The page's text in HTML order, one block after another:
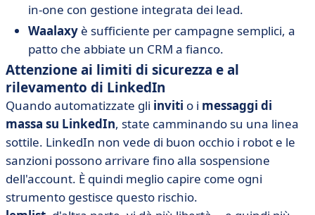
in-one con gestione integrata dei lead.
Waalaxy è sufficiente per campagne semplici, a
patto che abbiate un CRM a fianco.
Attenzione ai limiti di sicurezza e al
rilevamento di LinkedIn
Quando automatizzate gli inviti o i messaggi di
massa su LinkedIn, state camminando su una linea
sottile. LinkedIn non vede di buon occhio i robot e le
sanzioni possono arrivare fino alla sospensione
dell'account. È quindi meglio capire come ogni
strumento gestisce questo rischio.